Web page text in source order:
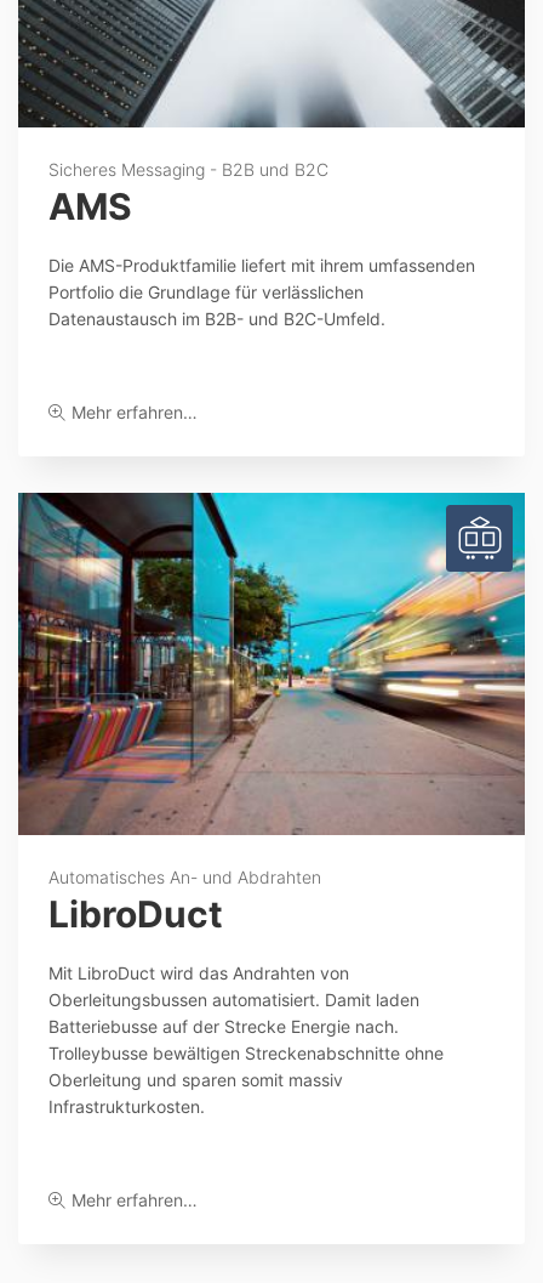
Sicheres Messaging - B2B und B2C
AMS
Die AMS-Produktfamilie liefert mit ihrem umfassenden
Portfolio die Grundlage für verlässlichen
Datenaustausch im B2B- und B2C-Umfeld.
Mehr erfahren…
Automatisches An- und Abdrahten
LibroDuct
Mit LibroDuct wird das Andrahten von
Oberleitungsbussen automatisiert. Damit laden
Batteriebusse auf der Strecke Energie nach.
Trolleybusse bewältigen Streckenabschnitte ohne
Oberleitung und sparen somit massiv
Infrastrukturkosten.
Mehr erfahren…